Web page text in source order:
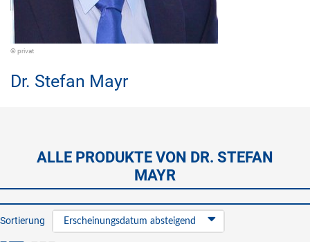
© privat
Dr. Stefan Mayr
ALLE PRODUKTE VON DR. STEFAN
MAYR
Sortierung Erscheinungsdatum absteigend